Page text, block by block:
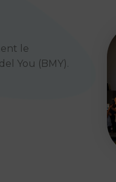
le
You (BMY).